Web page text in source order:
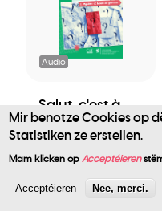
User
Audio
Salut, c'est à
toi! - Livre 2 -
Mystère et
boule de
gomme ! -
Mir benotze Cookies op
Statistiken ze erstellen.
Mam klicken op Acceptéieren
Acceptéieren Nee, merci.